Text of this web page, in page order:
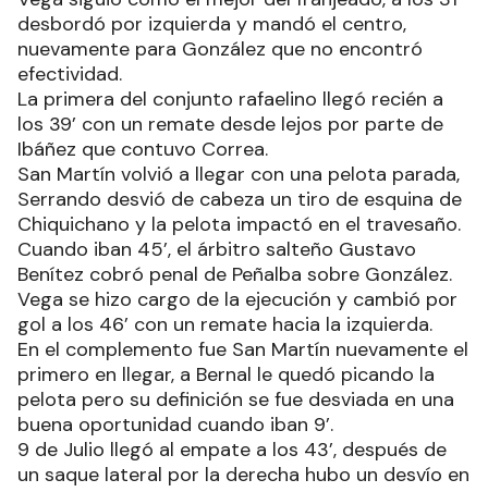
desbordó por izquierda y mandó el centro,
nuevamente para González que no encontró
efectividad.
La primera del conjunto rafaelino llegó recién a
los 39’ con un remate desde lejos por parte de
Ibáñez que contuvo Correa.
San Martín volvió a llegar con una pelota parada,
Serrando desvió de cabeza un tiro de esquina de
Chiquichano y la pelota impactó en el travesaño.
Cuando iban 45’, el árbitro salteño Gustavo
Benítez cobró penal de Peñalba sobre González.
Vega se hizo cargo de la ejecución y cambió por
gol a los 46’ con un remate hacia la izquierda.
En el complemento fue San Martín nuevamente el
primero en llegar, a Bernal le quedó picando la
pelota pero su definición se fue desviada en una
buena oportunidad cuando iban 9’.
9 de Julio llegó al empate a los 43’, después de
un saque lateral por la derecha hubo un desvío en